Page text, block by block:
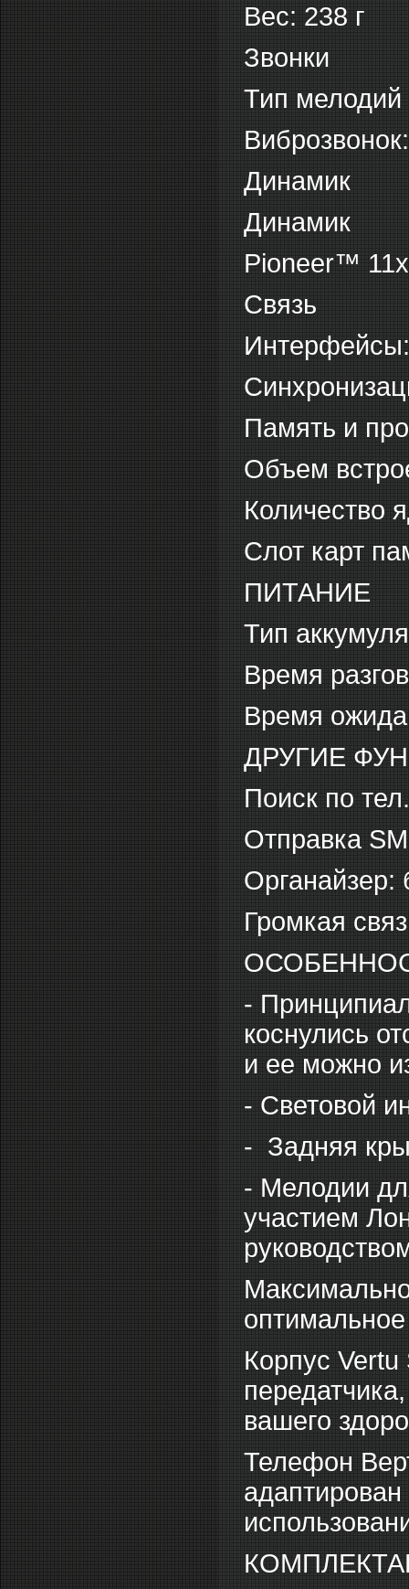
Вес: 238 г
Звонки
Тип
Динамик
Динамик
Pioneer™
Связь
Память и
Объем
Количество
Слот карт
ПИТАНИЕ
Тип
Время
Время
ДРУГИЕ
Поиск по
Отправка
Органайзер:
Громкая
-
коснулись
и ее можно
- Световой
- Задняя
- Мелодии
участием
Корпус
вашего
Телефон
адаптирован